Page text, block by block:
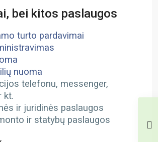
bei kitos paslaugos
turto pardavimai
nuoma
telefonu, messenger,
kt.
ir juridinės paslaugos
ir statybų paslaugos